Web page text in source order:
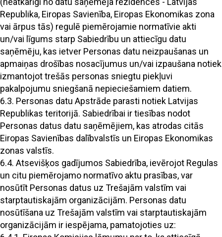
Republika, Eiropas Savienība, Eiropas Ekonomikas zona
vai ārpus tās) regulē piemērojamie normatīvie akti
un/vai līgums starp Sabiedrību un attiecīgu datu
saņēmēju, kas ietver Personas datu neizpaušanas un
apmaiņas drošības nosacījumus un/vai izpaušana notiek
izmantojot trešās personas sniegtu piekļuvi
pakalpojumu sniegšanā nepieciešamiem datiem.
6.3. Personas datu Apstrāde parasti notiek Latvijas
Republikas teritorijā. Sabiedrībai ir tiesības nodot
Personas datus datu saņēmējiem, kas atrodas citās
Eiropas Savienības dalībvalstīs un Eiropas Ekonomikas
zonas valstīs.
6.4. Atsevišķos gadījumos Sabiedrība, ievērojot Regulas
un citu piemērojamo normatīvo aktu prasības, var
nosūtīt Personas datus uz Trešajām valstīm vai
starptautiskajām organizācijām. Personas datu
nosūtīšana uz Trešajām valstīm vai starptautiskajām
organizācijām ir iespējama, pamatojoties uz: